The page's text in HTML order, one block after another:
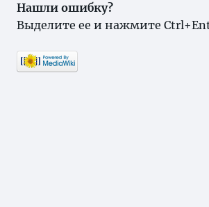
Нашли ошибку?
Выделите ее и нажмите